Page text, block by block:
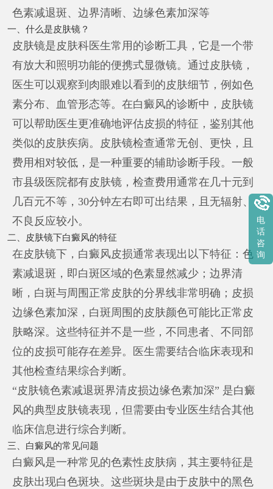
色素减退斑、边界清晰、边缘色素加深等
一、什么是皮肤镜？
皮肤镜是皮肤科医生常用的诊断工具，它是一个带
有放大和照明功能的便携式显微镜。通过皮肤镜，
医生可以观察到肉眼难以看到的皮肤细节，例如色
素分布、血管形态等。在白癜风的诊断中，皮肤镜
可以帮助医生更准确地评估皮损的特征，鉴别其他
类似的皮肤疾病。皮肤镜检查通常无创、更快，且
费用相对较低，是一种重要的辅助诊断手段。一般
市县级医院都有皮肤镜，检查费用通常在几十元到
几百元不等，30分钟左右即可出结果，且无辐射、
不良反应较小。
二、皮肤镜下白癜风的特征
在皮肤镜下，白癜风皮损通常表现出以下特征：色
素减退斑，即白斑区域的色素显然减少；边界清
晰，白斑与周围正常皮肤的分界线非常明确；皮损
边缘色素加深，白斑周围的皮肤颜色可能比正常皮
肤略深。这些特征并不是一些，不同患者、不同部
位的皮损可能存在差异。医生需要结合临床表现和
其他检查结果综合判断。
“皮肤镜色素减退斑界清皮损边缘色素加深” 是白癜
风的典型皮肤镜表现，但需要由专业医生结合其他
临床信息进行综合判断。
三、白癜风的常见问题
白癜风是一种常见的色素性皮肤病，其主要特征是
皮肤出现白色斑块。这些斑块是由于皮肤中的黑色
电
话
咨
询